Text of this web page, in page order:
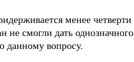
менее
смогли дать
данному вопросу.